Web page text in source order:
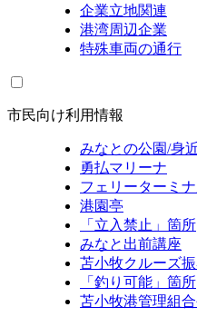
企業立地関連
港湾周辺企業
特殊車両の通行
市民向け利用情報
みなとの公園/身
勇払マリーナ
フェリーターミ
港園亭
「立入禁止」箇所
みなと出前講座
苫小牧クルーズ
「釣り可能」箇所
苫小牧港管理組